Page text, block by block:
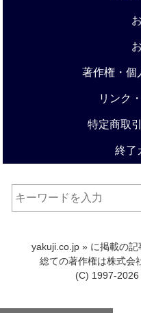
著作権・個
リンク
特定商取
終了
yakuji.co.jp » に掲載の記
総ての著作権は株式会
(C) 1997-